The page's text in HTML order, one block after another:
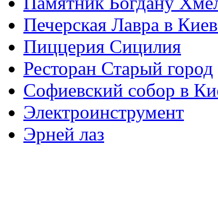
Печерская Лавра в
Пиццерия Сицилия
Ресторан Старый город
Софиевский собор в
Электроинструмент
Эрней лаз